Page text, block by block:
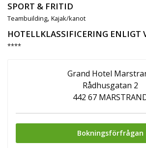
SPORT & FRITID
Teambuilding, Kajak/kanot
HOTELLKLASSIFICERING ENLIGT
****
Grand Hotel
Rådhusgatan 2
442 67
Bokningsförfrågan